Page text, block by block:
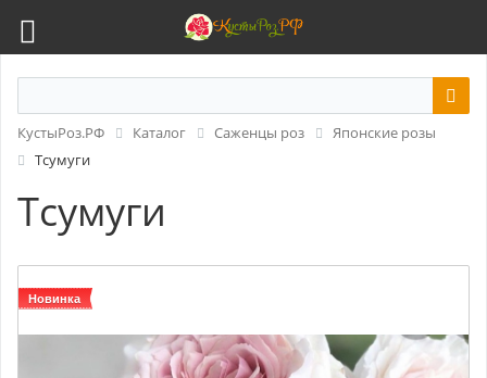
КустыРоз.РФ Каталог Саженцы роз
Японские розы
Тсумуги
Тсумуги
Новинка